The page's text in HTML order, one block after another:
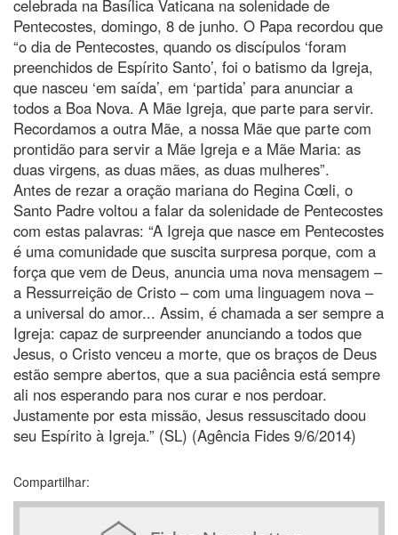
celebrada na Basílica Vaticana na solenidade de
Pentecostes, domingo, 8 de junho. O Papa recordou que
“o dia de Pentecostes, quando os discípulos ‘foram
preenchidos de Espírito Santo’, foi o batismo da Igreja,
que nasceu ‘em saída’, em ‘partida’ para anunciar a
todos a Boa Nova. A Mãe Igreja, que parte para servir.
Recordamos a outra Mãe, a nossa Mãe que parte com
prontidão para servir a Mãe Igreja e a Mãe Maria: as
duas virgens, as duas mães, as duas mulheres”.
Antes de rezar a oração mariana do Regina Cœli, o
Santo Padre voltou a falar da solenidade de Pentecostes
com estas palavras: “A Igreja que nasce em Pentecostes
é uma comunidade que suscita surpresa porque, com a
força que vem de Deus, anuncia uma nova mensagem –
a Ressurreição de Cristo – com uma linguagem nova –
a universal do amor... Assim, é chamada a ser sempre a
Igreja: capaz de surpreender anunciando a todos que
Jesus, o Cristo venceu a morte, que os braços de Deus
estão sempre abertos, que a sua paciência está sempre
ali nos esperando para nos curar e nos perdoar.
Justamente por esta missão, Jesus ressuscitado doou
seu Espírito à Igreja.” (SL) (Agência Fides 9/6/2014)
Compartilhar: